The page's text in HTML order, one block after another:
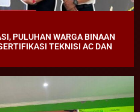
PULUHAN WARGA BINAAN
TEKNISI AC DAN